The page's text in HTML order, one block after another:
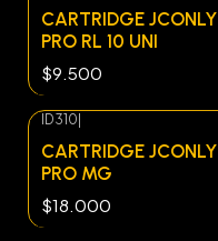
CARTRIDGE JCONLY
PRO RL 10 UNI
$9.500
ID310
CARTRIDGE JCONLY
PRO MG
$18.000